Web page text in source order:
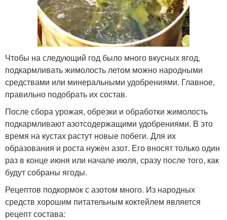
Чтобы на следующий год было много вкусных ягод,
подкармливать жимолость летом можно народными
средствами или минеральными удобрениями. Главное,
правильно подобрать их состав.
После сбора урожая, обрезки и обработки жимолость
подкармливают азотсодержащими удобрениями. В это
время на кустах растут новые побеги. Для их
образования и роста нужен азот. Его вносят только один
раз в конце июня или начале июля, сразу после того, как
будут собраны ягоды.
Рецептов подкормок с азотом много. Из народных
средств хорошим питательным коктейлем является
рецепт состава: